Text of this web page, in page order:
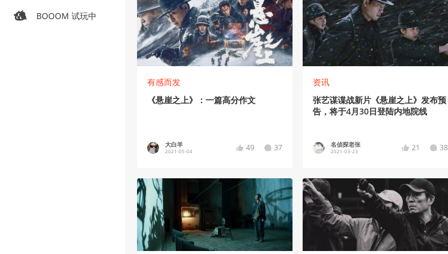
BOOOM 试玩中
有感而发
《悬崖之上》：一篇高分作文
大白羊
2021-05-04 49 37
资讯
张艺谋谍战新片《悬崖之上》发布预
告，将于4月30日登陆内地院线
名侦探老张
2021-03-23 21 38